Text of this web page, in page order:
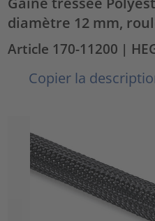
diamètre 12 mm,
Article 170-11200 |
Copier la